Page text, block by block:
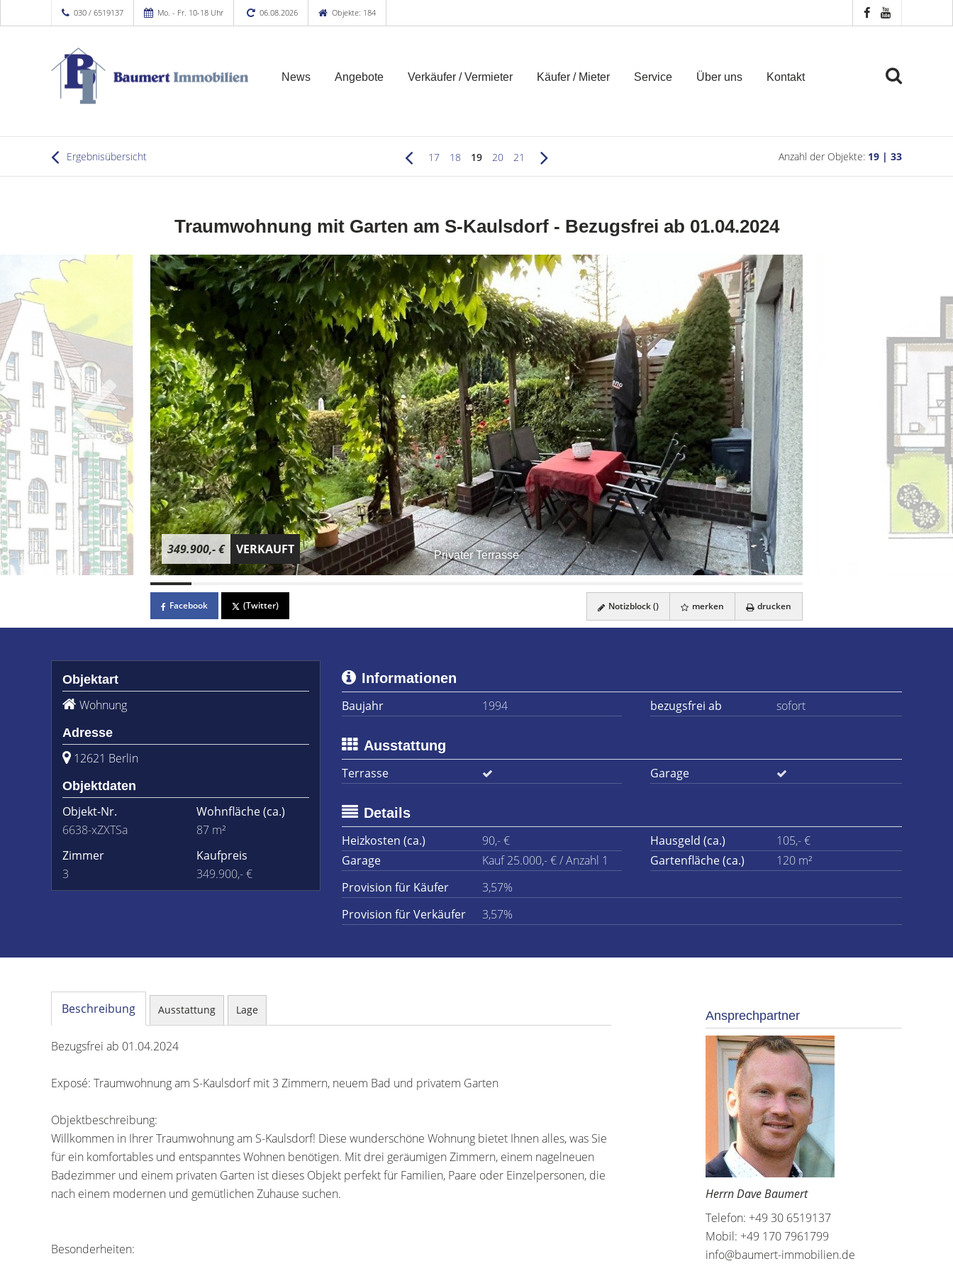
030 / 6519137 Mo. - Fr. 10-18 Uhr 06.08.2026 Objekte: 184
News Angebote Verkäufer / Vermieter Käufer / Mieter Service Über uns Kontakt
Ergebnisübersicht 17 18 19 20 21 Anzahl der Objekte: 19 | 33
Traumwohnung mit Garten am S-Kaulsdorf - Bezugsfrei ab 01.04.2024
Privater Terrasse
349.900,- € VERKAUFT
Facebook (Twitter) Notizblock () merken drucken
Objektart
Wohnung
Adresse
12621 Berlin
Objektdaten
Objekt-Nr.
6638-xZXTSa
Wohnfläche(ca.)
87 m²
Zimmer
3
Kaufpreis
349.900,- €
Informationen
Baujahr
1994 bezugsfrei ab sofort
Ausstattung
Terrasse
Garage
Details
Heizkosten (ca.)
90,- € Hausgeld (ca.)
105,- €
Garage
Kauf 25.000,- € / Anzahl 1 Gartenfläche (ca.)
120 m²
Provision für Käufer
3,57%
Provision für Verkäufer
3,57%
Beschreibung Ausstattung Lage
Bezugsfrei ab 01.04.2024
Exposé: Traumwohnung am S-Kaulsdorf mit 3 Zimmern, neuem Bad und privatem Garten
Objektbeschreibung:
Willkommen in Ihrer Traumwohnung am S-Kaulsdorf! Diese wunderschöne Wohnung bietet Ihnen alles, was Sie
für ein komfortables und entspanntes Wohnen benötigen. Mit drei geräumigen Zimmern, einem nagelneuen
Badezimmer und einem privaten Garten ist dieses Objekt perfekt für Familien, Paare oder Einzelpersonen, die
nach einem modernen und gemütlichen Zuhause suchen.
Besonderheiten:
Ansprechpartner
Herrn Dave Baumert
Telefon: +49 30 6519137
Mobil: +49 170 7961799
info@baumert-immobilien.de